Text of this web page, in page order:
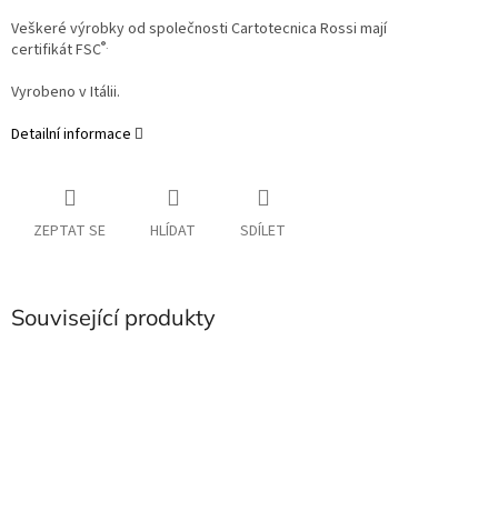
Veškeré výrobky od společnosti Cartotecnica Rossi mají
certifikátFSC®.
Vyrobeno v Itálii.
Detailní informace
ZEPTAT SE HLÍDAT SDÍLET
Související produkty